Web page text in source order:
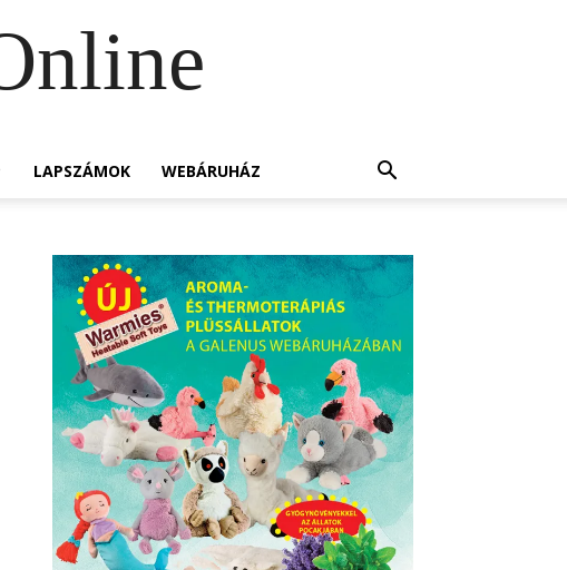
LAPSZÁMOK WEBÁRUHÁZ